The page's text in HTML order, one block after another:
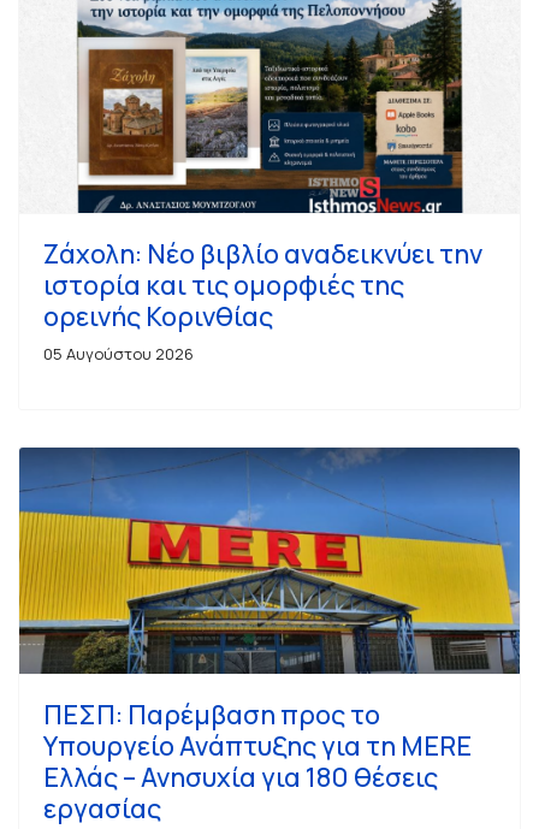
Ζάχολη: Νέο βιβλίο αναδεικνύει την
ιστορία και τις ομορφιές της
ορεινής Κορινθίας
05 Αυγούστου 2026
ΠΕΣΠ: Παρέμβαση προς το
Υπουργείο Ανάπτυξης για τη MERE
Ελλάς – Ανησυχία για 180 θέσεις
εργασίας